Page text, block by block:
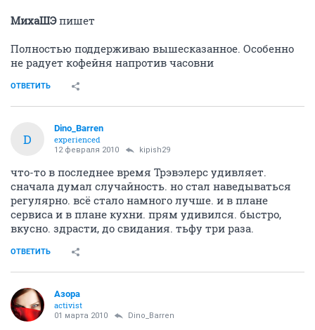
МихаШЭпишет
Полностью поддерживаю вышесказанное. Особенно
не радует кофейня напротив часовни
ОТВЕТИТЬ
D
Dino_Barren
experienced
12 февраля 2010 kipish29
что-то в последнее время Трэвэлерс удивляет.
сначала думал случайность. но стал наведываться
регулярно. всё стало намного лучше. и в плане
сервиса и в плане кухни. прям удивился. быстро,
вкусно. здрасти, до свидания. тьфу три раза.
ОТВЕТИТЬ
Азора
activist
01 марта 2010 Dino_Barren